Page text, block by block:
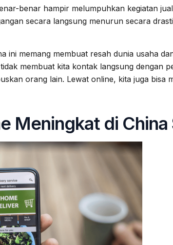
benar hampir melumpuhkan kegiatan
secara langsung menurun secara
ini memang membuat resah dunia usaha
membuat kita kontak langsung dengan
orang lain. Lewat online, kita juga bisa
Meningkat di